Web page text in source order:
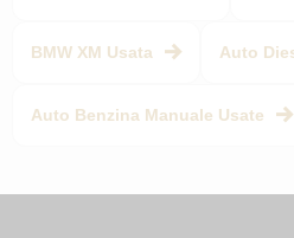
BMW XM Usata Auto
Auto Benzina Manuale Usate